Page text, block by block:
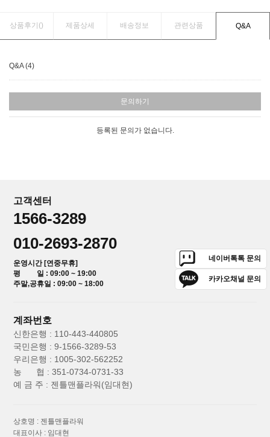
상품후기() 제품상세 배송정보 관련상품 Q&A
Q&A (4)
문의하기
등록된 문의가 없습니다.
고객센터
1566-3289
010-2693-2870
운영시간 [연중무휴]
평 일 : 09:00 ~ 19:00
주말,공휴일 : 09:00 ~ 18:00
네이버톡톡 문의
카카오채널 문의
계좌번호
신한은행 : 110-443-440805
국민은행 : 9-1566-3289-53
우리은행 : 1005-302-562252
농 협 : 351-0734-0731-33
예 금 주 : 젠틀맨플라워(임대현)
상호명 : 젠틀맨플라워
대표이사 : 임대현